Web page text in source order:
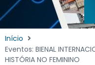
Início
Eventos: BIENAL
HISTÓRIA NO FEMININO